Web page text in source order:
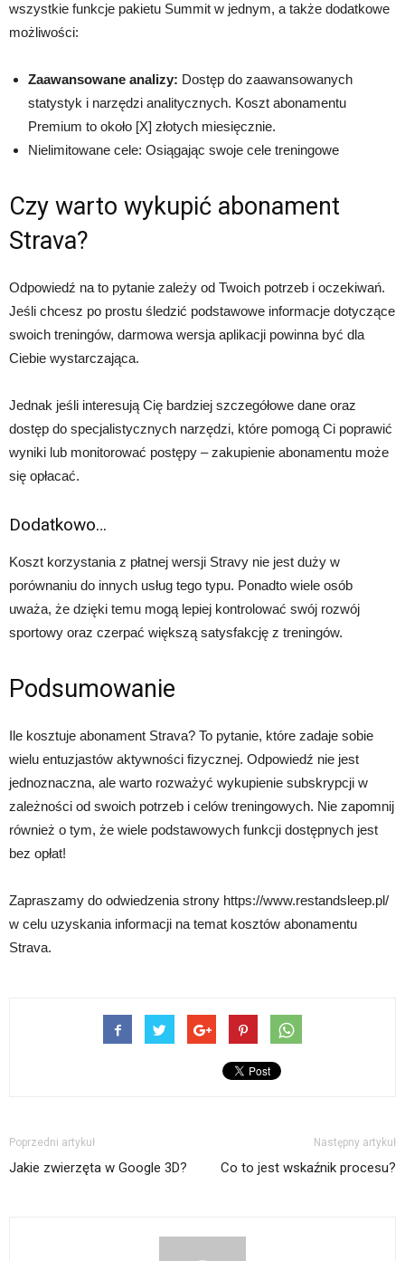
wszystkie funkcje pakietu Summit w jednym, a także dodatkowe
możliwości:
Zaawansowane analizy: Dostęp do zaawansowanych
statystyk i narzędzi analitycznych. Koszt abonamentu
Premium to około [X] złotych miesięcznie.
Nielimitowane cele: Osiągając swoje cele treningowe
Czy warto wykupić abonament
Strava?
Odpowiedź na to pytanie zależy od Twoich potrzeb i oczekiwań.
Jeśli chcesz po prostu śledzić podstawowe informacje dotyczące
swoich treningów, darmowa wersja aplikacji powinna być dla
Ciebie wystarczająca.
Jednak jeśli interesują Cię bardziej szczegółowe dane oraz
dostęp do specjalistycznych narzędzi, które pomogą Ci poprawić
wyniki lub monitorować postępy – zakupienie abonamentu może
się opłacać.
Dodatkowo…
Koszt korzystania z płatnej wersji Stravy nie jest duży w
porównaniu do innych usług tego typu. Ponadto wiele osób
uważa, że dzięki temu mogą lepiej kontrolować swój rozwój
sportowy oraz czerpać większą satysfakcję z treningów.
Podsumowanie
Ile kosztuje abonament Strava? To pytanie, które zadaje sobie
wielu entuzjastów aktywności fizycznej. Odpowiedź nie jest
jednoznaczna, ale warto rozważyć wykupienie subskrypcji w
zależności od swoich potrzeb i celów treningowych. Nie zapomnij
również o tym, że wiele podstawowych funkcji dostępnych jest
bez opłat!
Zapraszamy do odwiedzenia strony https://www.restandsleep.pl/
w celu uzyskania informacji na temat kosztów abonamentu
Strava.
Poprzedni artykuł
Jakie zwierzęta w Google 3D?
Następny artykuł
Co to jest wskaźnik procesu?